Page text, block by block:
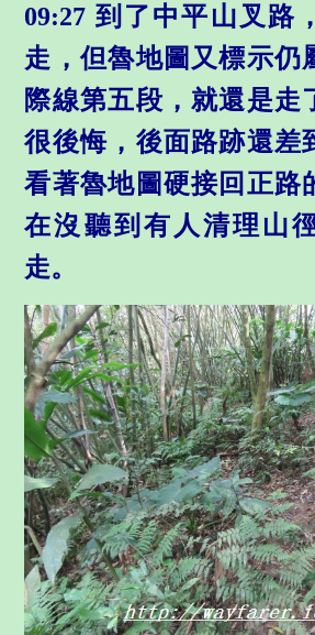
09:27 到了中平山叉路
走，但魯地圖又標示仍
際線第五段，就還是走
很後悔，後面路跡還差
看著魯地圖硬接回正路
在沒聽到有人清理山
走。